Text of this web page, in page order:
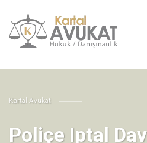
Kartal Avukat
Poliçe Iptal